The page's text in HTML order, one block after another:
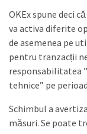
OKEx spune deci
va activa diferite
de asemenea pe
pentru tranzacții
responsabilitatea
tehnice” pe
Schimbul a
măsuri. Se poate